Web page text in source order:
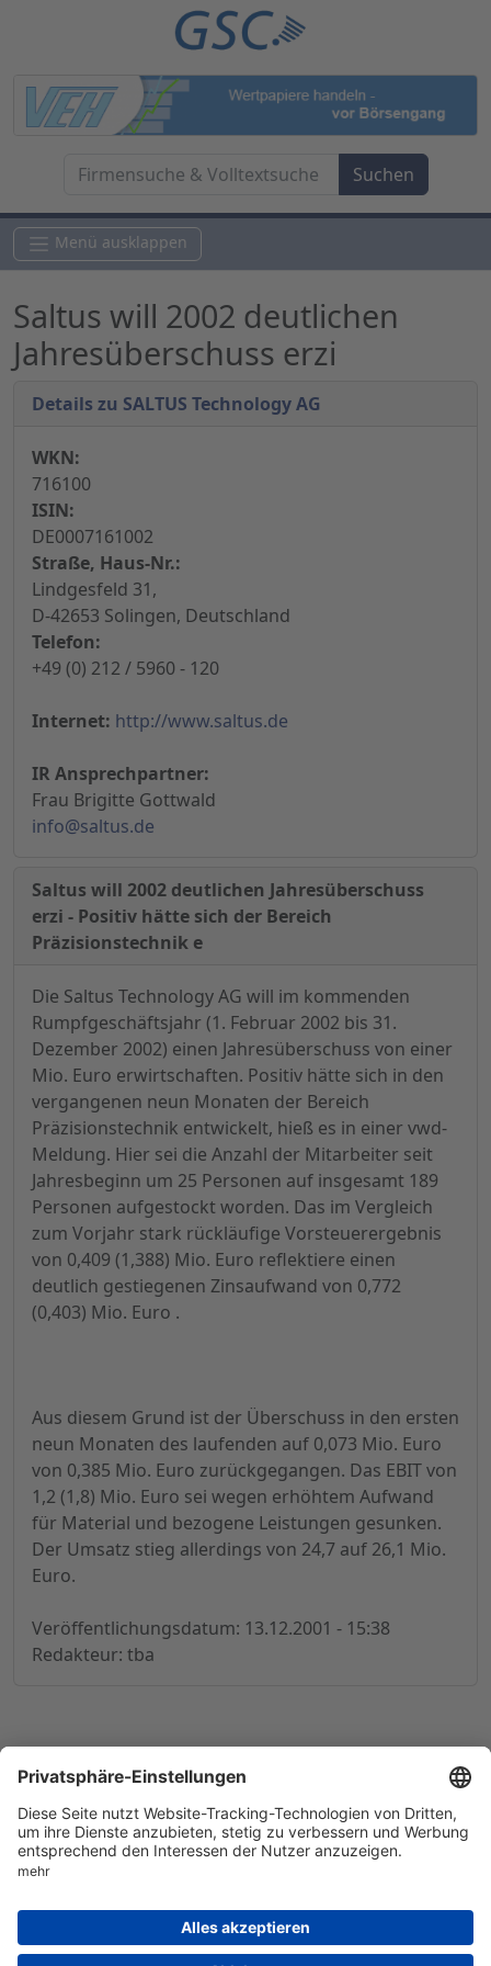
Menü ausklappen
Saltus will 2002 deutlichen
Jahresüberschuss erzi
Details zu SALTUS Technology AG
WKN:
716100
ISIN:
DE0007161002
Straße, Haus-Nr.:
Lindgesfeld 31,
D-42653 Solingen, Deutschland
Telefon:
+49 (0) 212 / 5960 - 120
Internet: http://www.saltus.de
IR Ansprechpartner:
Frau Brigitte Gottwald
info@saltus.de
Saltus will 2002 deutlichen Jahresüberschuss
erzi - Positiv hätte sich der Bereich
Präzisionstechnik e
Die Saltus Technology AG will im kommenden
Rumpfgeschäftsjahr (1. Februar 2002 bis 31.
Dezember 2002) einen Jahresüberschuss von einer
Mio. Euro erwirtschaften. Positiv hätte sich in den
vergangenen neun Monaten der Bereich
Präzisionstechnik entwickelt, hieß es in einer vwd-
Meldung. Hier sei die Anzahl der Mitarbeiter seit
Jahresbeginn um 25 Personen auf insgesamt 189
Personen aufgestockt worden. Das im Vergleich
zum Vorjahr stark rückläufige Vorsteuerergebnis
von 0,409 (1,388) Mio. Euro reflektiere einen
deutlich gestiegenen Zinsaufwand von 0,772
(0,403) Mio. Euro .
Aus diesem Grund ist der Überschuss in den ersten
neun Monaten des laufenden auf 0,073 Mio. Euro
von 0,385 Mio. Euro zurückgegangen. Das EBIT von
1,2 (1,8) Mio. Euro sei wegen erhöhtem Aufwand
für Material und bezogene Leistungen gesunken.
Der Umsatz stieg allerdings von 24,7 auf 26,1 Mio.
Euro.
Veröffentlichungsdatum: 13.12.2001 - 15:38
Redakteur: tba
© 1998-2026by GSC Research GmbH
Datenschutz